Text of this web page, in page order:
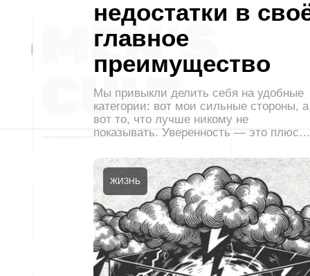
недостатки в
главное
преимущество
Мы привыкли делить себя на удобные
категории: вот мои сильные стороны, а
вот то, что лучше никому не
показывать. Уверенность — это
ЖИЗНЬ